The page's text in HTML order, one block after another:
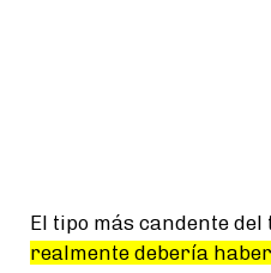
El tipo más candente del
realmente debería